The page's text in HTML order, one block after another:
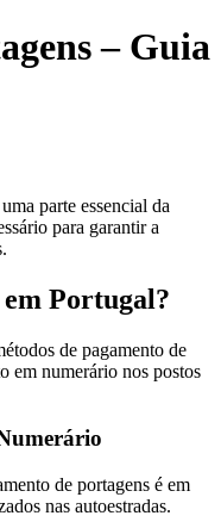
– Guia
parte essencial da
para garantir a
Portugal?
de pagamento de
em numerário nos postos
de portagens é em
nas autoestradas.